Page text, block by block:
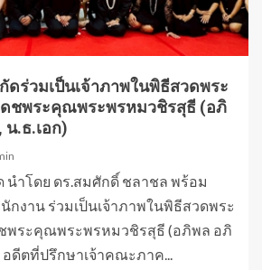
ดร่วมเป็นเจ้าภาพในพิธีสวดพระ
ดชพระคุณพระพรหมวชิรสุธี (อภิ
น.ธ.เอก)
นำโดย ดร.สมศักดิ์ ชลาชล พร้อม
งาน ร่วมเป็นเจ้าภาพในพิธีสวดพระ
พระคุณพระพรหมวชิรสุธี (อภิพล อภิ
อดีตที่ปรึกษาเจ้าคณะภาค...